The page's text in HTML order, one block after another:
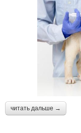
читать дальше →